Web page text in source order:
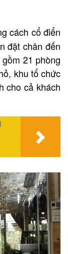
cách cổ điển
đặt chân đến
21 phòng
khu tổ chức
cho cả khách